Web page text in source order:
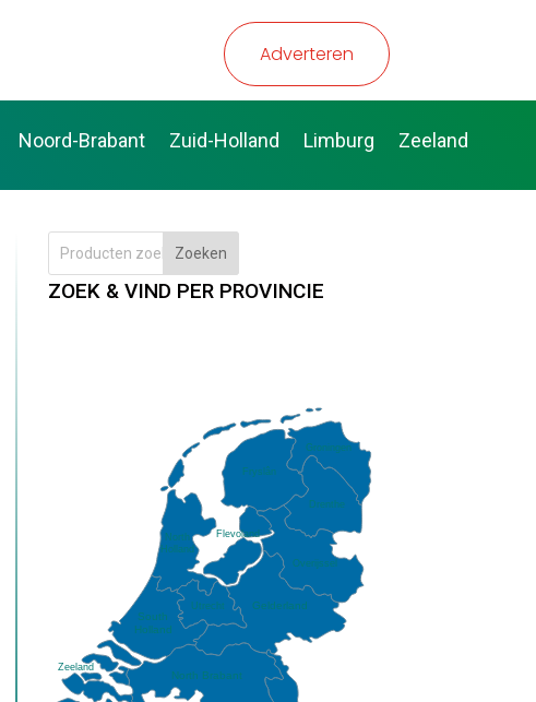
Adverteren
Noord-Brabant Zuid-Holland Limburg Zeeland
Zoeken
ZOEK & VIND PER PROVINCIE
Drenthe
Flevoland
Fryslân
Gelderland
Groningen
North Brabant
North
Holland
Overijssel
South
Holland
Utrecht
Zeeland